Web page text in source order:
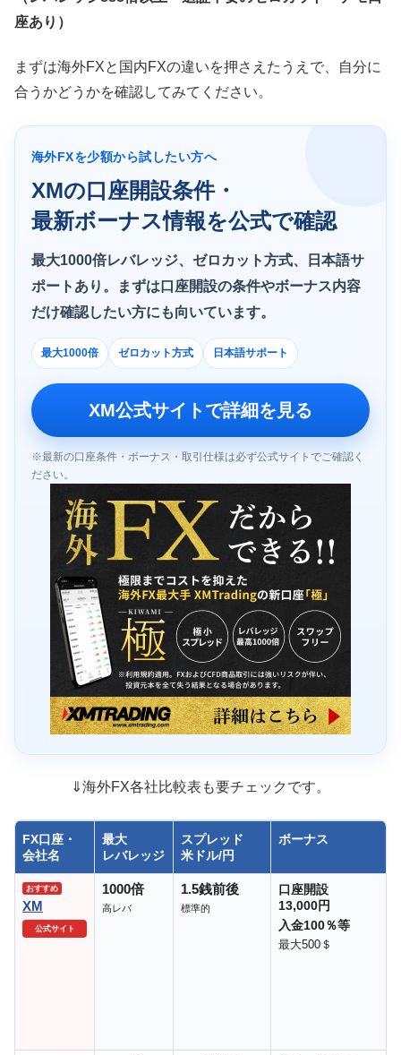
座あり）
まずは海外FXと国内FXの違いを押さえたうえで、自分に
合うかどうかを確認してみてください。
海外FXを少額から試したい方へ
XMの口座開設条件・
最新ボーナス情報を公式で確認
最大1000倍レバレッジ、ゼロカット方式、日本語サ
ポートあり。まずは口座開設の条件やボーナス内容
だけ確認したい方にも向いています。
最大1000倍 ゼロカット方式 日本語サポート
XM公式サイトで詳細を見る
※最新の口座条件・ボーナス・取引仕様は必ず公式サイトでご確認く
ださい。
⇓海外FX各社比較表も要チェックです。
FX口座・
会社名
最大
レバレッジ
スプレッド
米ドル/円
ボーナス
おすすめ
XM
公式サイト
1000倍
高レバ
1.5銭前後
標準的
口座開設
13,000円
入金100％等
最大500＄